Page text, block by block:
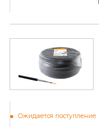
Ожидается поступление